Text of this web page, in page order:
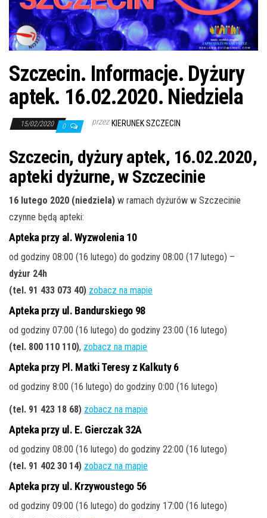
ę
Szczecin. Informacje. Dyżury
aptek. 16.02.2020. Niedziela
15/02/2020 0 przez KIERUNEK SZCZECIN
Szczecin, dyżury aptek, 16.02.2020,
apteki dyżurne, w Szczecinie
16 lutego 2020 (niedziela) w ramach dyżurów w Szczecinie
czynne będą apteki:
Apteka przy al. Wyzwolenia 10
od godziny 08:00 (16 lutego) do godziny 08:00 (17 lutego) –
dyżur 24h
(tel. 91 433 073 40) zobacz na mapie
Apteka przy ul. Bandurskiego 98
od godziny 07:00 (16 lutego) do godziny 23:00 (16 lutego)
(tel. 800 110 110), zobacz na mapie
Apteka przy Pl. Matki Teresy z Kalkuty 6
od godziny 8:00 (16 lutego) do godziny 0:00 (16 lutego)
(tel. 91 423 18 68) zobacz na mapie
Apteka przy ul. E. Gierczak 32A
od godziny 08:00 (16 lutego) do godziny 22:00 (16 lutego)
(tel. 91 402 30 14) zobacz na mapie
Apteka przy ul. Krzywoustego 56
od godziny 09:00 (16 lutego) do godziny 17:00 (16 lutego)